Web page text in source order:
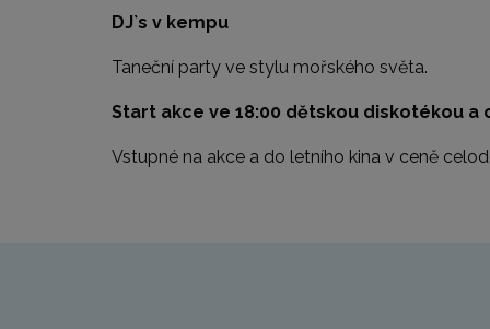
DJ`s v kempu
Taneční party ve stylu mořského světa.
Start akce ve 18:00 dětskou diskotékou
Vstupné na akce a do letního kina v ceně